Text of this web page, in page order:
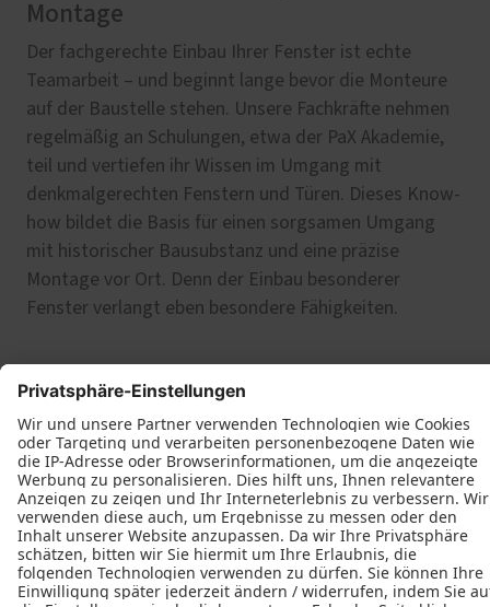
Montage
Der fachgerechte Einbau Ihrer Fenster ist echte
Teamarbeit – und beginnt lange bevor die Monteure
auf der Baustelle stehen. Unsere Fachkräfte nehmen
regelmäßig an Schulungen, etwa der PaX Akademie,
teil und vertiefen ihr Wissen im Umgang mit
denkmalgerechten Fenstern und Türen. Dieses Know-
how bildet die Basis für einen sorgsamen Umgang
mit historischer Bausubstanz und eine präzise
Montage vor Ort. Denn der Einbau besonderer
Fenster verlangt eben besondere Fähigkeiten.
Häufig gestellte Fragen
Können alle denkmal- und altbaugerechten
Fensterprofile von PaX einbruchhemmend
gefertigt werden?